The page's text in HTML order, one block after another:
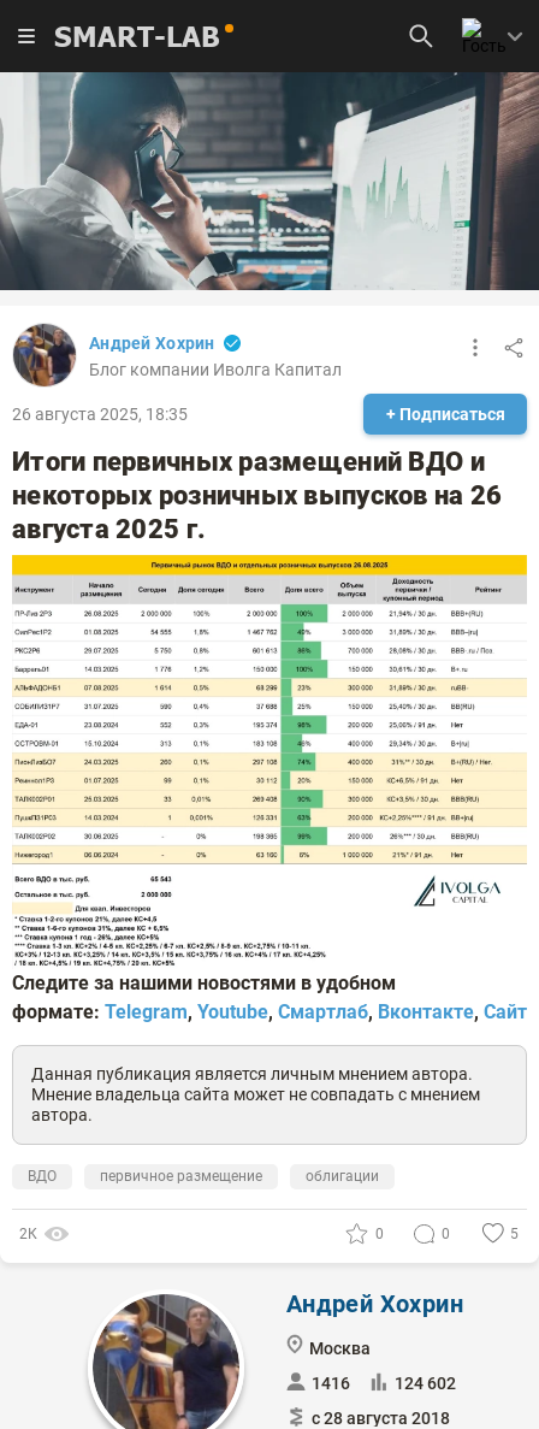
SMART-LAB
Андрей Хохрин
Блог компании Иволга Капитал
26 августа 2025, 18:35 + Подписаться
Итоги первичных размещений ВДО и
некоторых розничных выпусков на 26
августа 2025 г.
Следите за нашими новостями в удобном
формате: Telegram, Youtube, Смартлаб, Вконтакте, Сайт
Данная публикация является личным мнением автора.
Мнение владельца сайта может не совпадать с мнением
автора.
ВДО первичное размещение облигации
2К 0 0 5
Андрей Хохрин
Москва
1416
124 602
с 28 августа 2018